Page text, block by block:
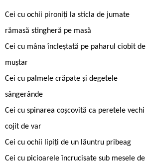
Cei cu ochii pironiți la sticla de jumate
rămasă stingheră pe masă
Cei cu mâna încleștată pe paharul ciobit de
muștar
Cei cu palmele crăpate și degetele
sângerânde
Cei cu spinarea coșcovită ca peretele vechi
cojit de var
Cei cu ochii lipiți de un lăuntru pribeag
Cei cu picioarele încrucișate sub mesele de